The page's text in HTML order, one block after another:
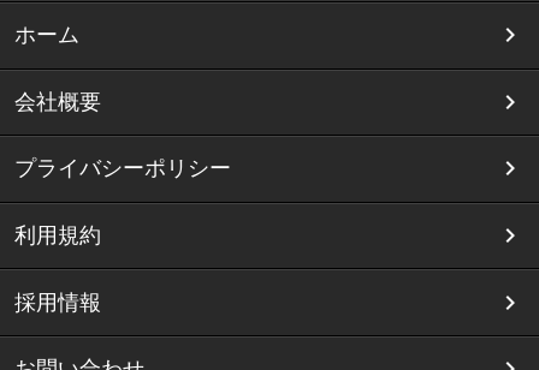
ホーム
会社概要
プライバシーポリシー
利用規約
採用情報